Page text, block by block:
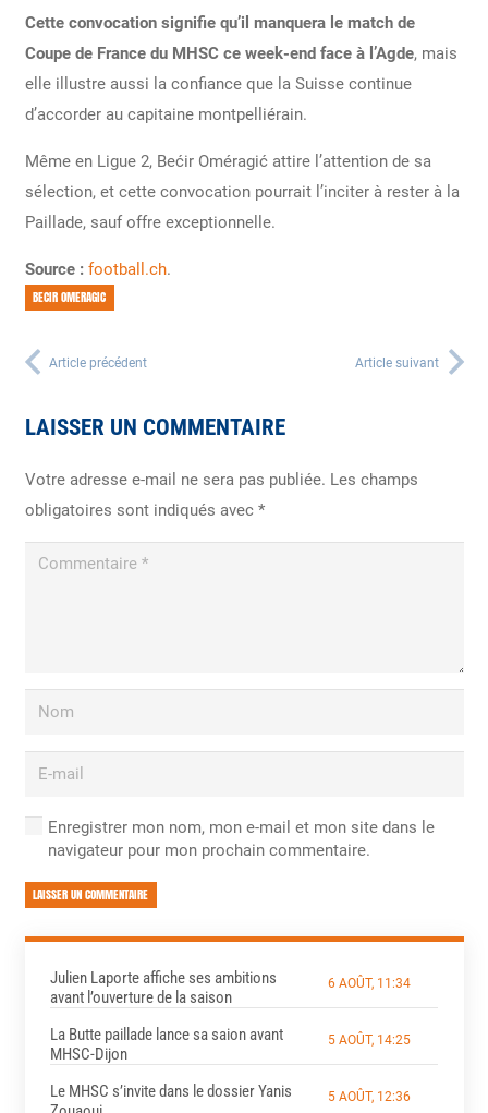
Cette convocation signifie qu’il manquera le match de
Coupe de France du MHSC ce week-end face à l’Agde, mais
elle illustre aussi la confiance que la Suisse continue
d’accorder au capitaine montpelliérain.
Même en Ligue 2, Bećir Oméragić attire l’attention de sa
sélection, et cette convocation pourrait l’inciter à rester à la
Paillade, sauf offre exceptionnelle.
Source : football.ch.
BECIR OMERAGIC
Article précédent Article suivant
LAISSER UN COMMENTAIRE
Votre adresse e-mail ne sera pas publiée. Les champs
obligatoires sont indiqués avec *
Enregistrer mon nom, mon e-mail et mon site dans le
navigateur pour mon prochain commentaire.
LAISSER UN COMMENTAIRE
Julien Laporte affiche ses ambitions
avant l’ouverture de la saison
6 AOÛT, 11:34
La Butte paillade lance sa saion avant
MHSC-Dijon
5 AOÛT, 14:25
Le MHSC s’invite dans le dossier Yanis
5 AOÛT, 12:36